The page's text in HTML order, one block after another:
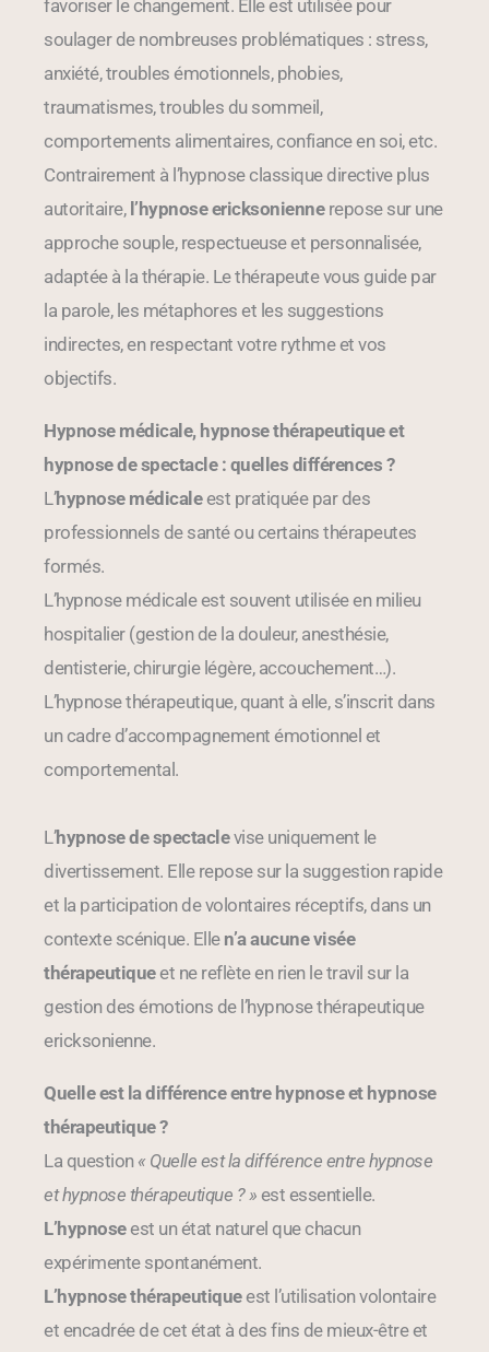
favoriser le changement. Elle est utilisée pour
soulager de nombreuses problématiques : stress,
anxiété, troubles émotionnels, phobies,
traumatismes, troubles du sommeil,
comportements alimentaires, confiance en soi, etc.
Contrairement à l’hypnose classique directive plus
autoritaire, l’hypnose ericksoniennerepose sur une
approche souple, respectueuse et personnalisée,
adaptée à la thérapie. Le thérapeute vous guide par
la parole, les métaphores et les suggestions
indirectes, en respectant votre rythme et vos
objectifs.
Hypnose médicale, hypnose thérapeutique et
hypnose de spectacle : quelles différences ?
L’hypnose médicaleest pratiquée par des
professionnels de santé ou certains thérapeutes
formés.
L’hypnose médicale est souvent utilisée en milieu
hospitalier (gestion de la douleur, anesthésie,
dentisterie, chirurgie légère, accouchement…).
L’hypnose thérapeutique, quant à elle, s’inscrit dans
un cadre d’accompagnement émotionnel et
comportemental.
L’hypnose de spectaclevise uniquement le
divertissement. Elle repose sur la suggestion rapide
et la participation de volontaires réceptifs, dans un
contexte scénique. Elle n’a aucune visée
thérapeutiqueet ne reflète en rien le travil sur la
gestion des émotions de l’hypnose thérapeutique
ericksonienne.
Quelle est la différence entre hypnose et hypnose
thérapeutique ?
La question « Quelle est la différence entre hypnose
et hypnose thérapeutique ? » est essentielle.
L’hypnoseest un état naturel que chacun
expérimente spontanément.
L’hypnose thérapeutiqueest l’utilisation volontaire
et encadrée de cet état à des fins de mieux-être et